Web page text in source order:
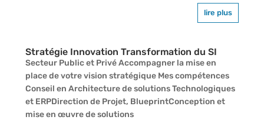
lire plus
Stratégie Innovation Transformation du SI
Secteur Public et Privé Accompagner la mise en
place de votre vision stratégique Mes compétences
Conseil en Architecture de solutions Technologiques
et ERPDirection de Projet, BlueprintConception et
mise en œuvre de solutions